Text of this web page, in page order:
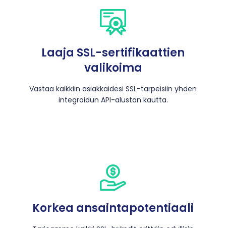
Laaja SSL-sertifikaattien
valikoima
Vastaa kaikkiin asiakkaidesi SSL-tarpeisiin yhden
integroidun API-alustan kautta.
Korkea ansaintapotentiaali